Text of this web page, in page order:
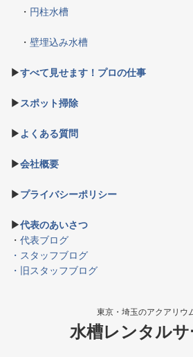
・ 円柱水槽
・ 壁埋込み水槽
▶すべて見せます！プロの仕事
▶ スポット掃除
▶ よくある質問
▶会社概要
▶プライバシーポリシー
▶代表のあいさつ
・ 代表ブログ
・スタッフブログ
・旧スタッフブログ
東京・埼玉のアクアリウ
水槽レンタルサ